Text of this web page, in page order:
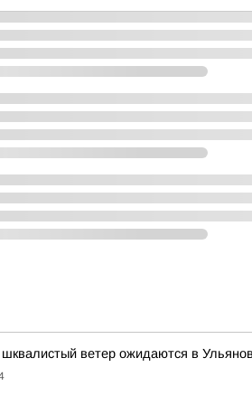
шквалистый ветер ожидаются в